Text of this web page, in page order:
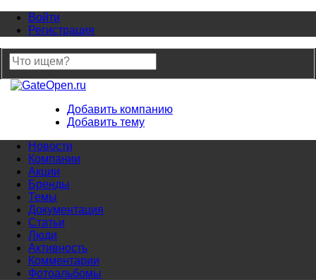
Войти
Регистрация
Добавить компанию
Добавить тему
Новости
Компании
Акции
Бренды
Темы
Документация
Статьи
Люди
Активность
Комментарии
Фотоальбомы